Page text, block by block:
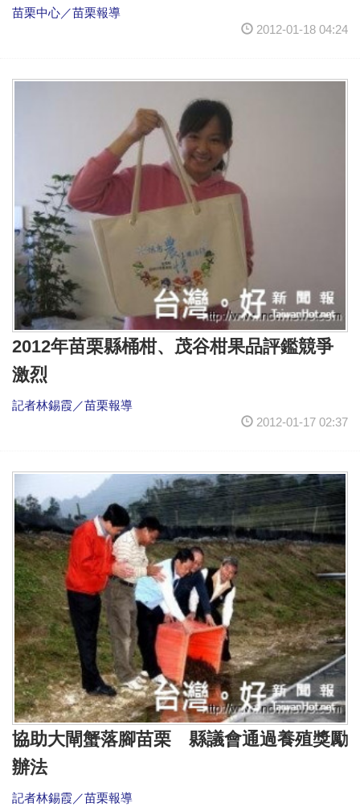
苗栗中心／苗栗報導
2012-01-18 04:24
2012年苗栗縣桶柑、茂谷柑果品評鑑競爭
激烈
記者林錫霞／苗栗報導
2012-01-17 02:37
協助大閘蟹落腳苗栗 縣議會通過養殖獎勵
辦法
記者林錫霞／苗栗報導